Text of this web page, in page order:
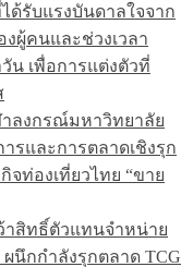
ด้รับแรงบันดาลใจจาก
ผู้คนและช่วงเวลา
น เพื่อการแต่งตัวที่
ลงกรณ์มหาวิทยาลัย
รและการตลาดเชิงรุก
จท่องเที่ยวไทย “ขาย
สิทธิ์ตัวแทนจำหน่าย
นึกกำลังรุกตลาด TCG